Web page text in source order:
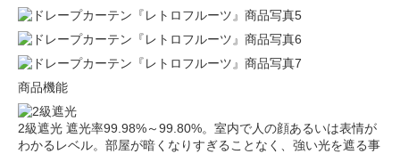
商品機能
2級遮光 遮光率99.98%～99.80%。室内で人の顔あるいは表情が
わかるレベル。部屋が暗くなりすぎることなく、強い光を遮る事